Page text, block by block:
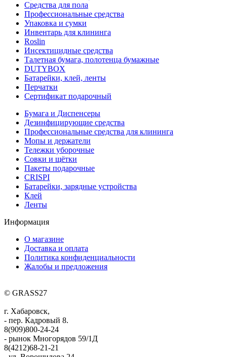
Средства для пола
Профессиональные средства
Упаковка и сумки
Инвентарь для клининга
Roslin
Инсектицидные средства
Талетная бумага, полотенца бумажные
DUTYBOX
Батарейки, клей, ленты
Перчатки
Сертификат подарочный
Бумага и Диспенсеры
Дезинфицирующие средства
Профессиональные средства для клининга
Мопы и держатели
Тележки уборочные
Совки и щётки
Пакеты подарочные
CRISPI
Батарейки, зарядные устройства
Клей
Ленты
Информация
О магазине
Доставка и оплата
Политика конфиденциальности
Жалобы и предложения
© GRASS27
г. Хабаровск,
- пер. Кадровый 8.
8(909)800-24-24
- рынок Многорядов 59/1Д
8(4212)68-21-21